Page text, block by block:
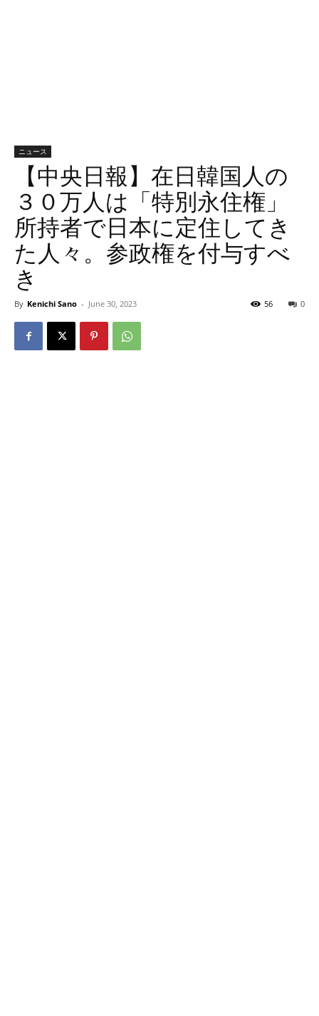
ニュース
【中央日報】在日韓国人の
３０万人は「特別永住権」
所持者で日本に定住してき
た人々。参政権を付与すべ
き
By Kenichi Sano - June 30, 2023 0
56